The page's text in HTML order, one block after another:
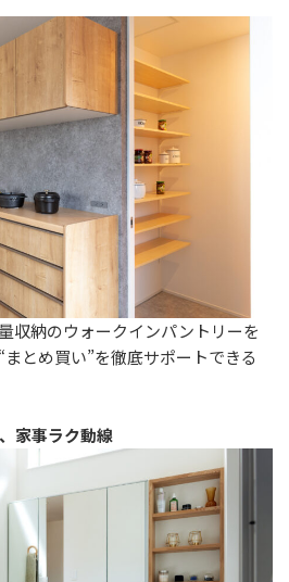
収納のウォークインパントリーを
とめ買い”を徹底サポートできる
家事ラク動線